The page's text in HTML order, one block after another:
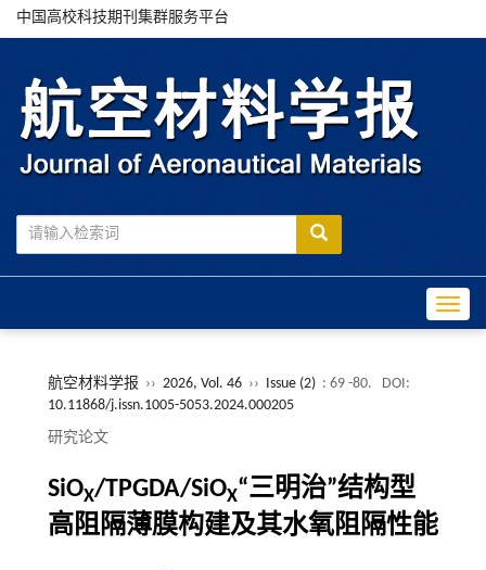
中国高校科技期刊集群服务平台
航空材料学报 ›› 2026, Vol. 46 ›› Issue (2) : 69 -80.
DOI:
10.11868/j.issn.1005-5053.2024.000205
研究论文
SiOX/TPGDA/SiOX“三明治”结构型
高阻隔薄膜构建及其水氧阻隔性能